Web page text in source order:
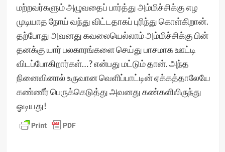
மற்றவர்களும் அழுவதைப் பார்த்து அம்மிச்சிக்கு எழ
முடியாத நோய் வந்து விட்டதாகப் புரிந்து கொள்கிறான்.
தற்போது அவனது கவலையெல்லாம் அம்மிச்சிக்கு பின்
தனக்கு யார் பலகாரங்களை செய்து பாசமாக ஊட்டி
விடப்போகிறார்கள்…? என்பது மட்டும் தான். அந்த
நினைவினால் உருவான வெளிப்பாட்டின் ஏக்கத்தாலேயே
கண்ணீர் பெருக்கெடுத்து அவனது கண்களிலிருந்து
ஓடியது!